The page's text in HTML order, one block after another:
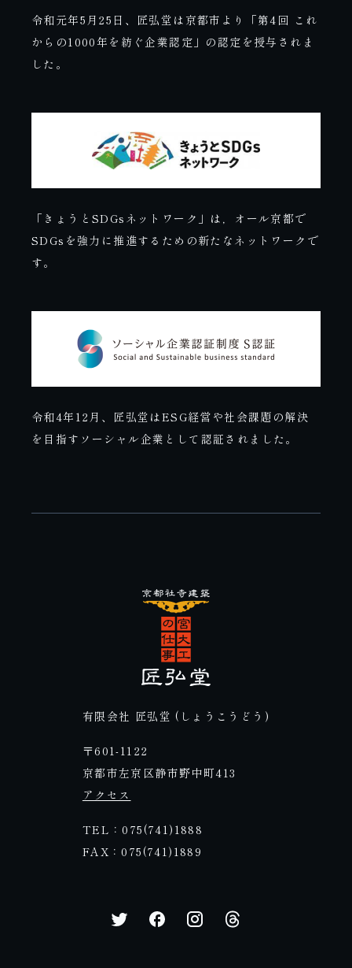
令和元年5月25日、匠弘堂は京都市より「第4回 これ
からの1000年を紡ぐ企業認定」の認定を授与されま
した。
「きょうとSDGsネットワーク」は，オール京都で
SDGsを強力に推進するための新たなネットワークで
す。
令和4年12月、匠弘堂はESG経営や社会課題の解決
を目指すソーシャル企業として認証されました。
有限会社 匠弘堂 (しょうこうどう)
〒601-1122
京都市左京区静市野中町413
アクセス
TEL：075(741)1888
FAX：075(741)1889